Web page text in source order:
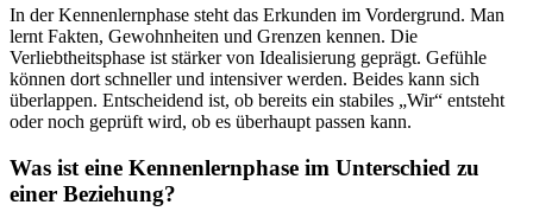
In der Kennenlernphase steht das Erkunden im Vordergrund. Man
lernt Fakten, Gewohnheiten und Grenzen kennen. Die
Verliebtheitsphase ist stärker von Idealisierung geprägt. Gefühle
können dort schneller und intensiver werden. Beides kann sich
überlappen. Entscheidend ist, ob bereits ein stabiles „Wir“ entsteht
oder noch geprüft wird, ob es überhaupt passen kann.
Was ist eine Kennenlernphase im Unterschied zu
einer Beziehung?